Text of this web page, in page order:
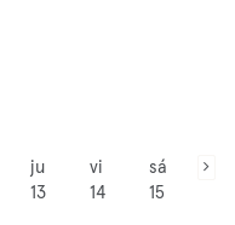
ju
13
vi
14
sá
15